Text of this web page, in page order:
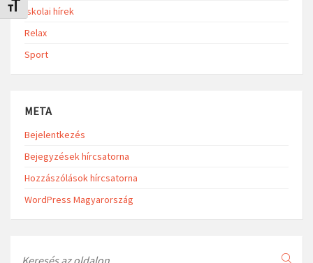
Betűméret váltása
Iskolai hírek
Relax
Sport
META
Bejelentkezés
Bejegyzések hírcsatorna
Hozzászólások hírcsatorna
WordPress Magyarország